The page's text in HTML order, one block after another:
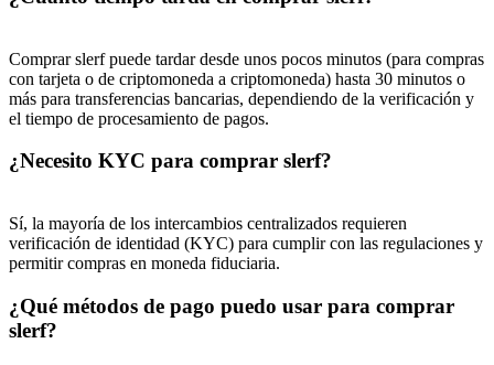
Comprar slerf puede tardar desde unos pocos minutos (para compras
con tarjeta o de criptomoneda a criptomoneda) hasta 30 minutos o
más para transferencias bancarias, dependiendo de la verificación y
el tiempo de procesamiento de pagos.
¿Necesito KYC para comprar slerf?
Sí, la mayoría de los intercambios centralizados requieren
verificación de identidad (KYC) para cumplir con las regulaciones y
permitir compras en moneda fiduciaria.
¿Qué métodos de pago puedo usar para comprar
slerf?